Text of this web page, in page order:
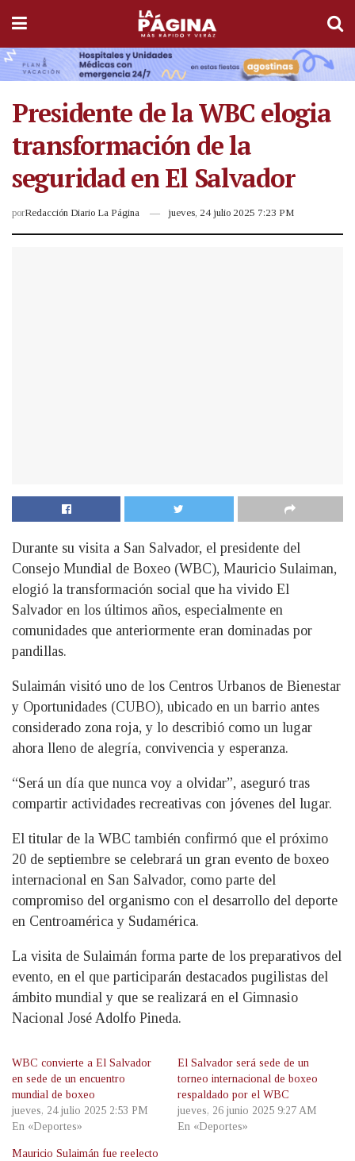
Presidente de la WBC elogia
transformación de la
seguridad en El Salvador
porRedacción Diario La Página jueves, 24 julio 2025 7:23 PM
Durante su visita a San Salvador, el presidente del
Consejo Mundial de Boxeo (WBC), Mauricio Sulaiman,
elogió la transformación social que ha vivido El
Salvador en los últimos años, especialmente en
comunidades que anteriormente eran dominadas por
pandillas.
Sulaimán visitó uno de los Centros Urbanos de Bienestar
y Oportunidades (CUBO), ubicado en un barrio antes
considerado zona roja, y lo describió como un lugar
ahora lleno de alegría, convivencia y esperanza.
“Será un día que nunca voy a olvidar”, aseguró tras
compartir actividades recreativas con jóvenes del lugar.
El titular de la WBC también confirmó que el próximo
20 de septiembre se celebrará un gran evento de boxeo
internacional en San Salvador, como parte del
compromiso del organismo con el desarrollo del deporte
en Centroamérica y Sudamérica.
La visita de Sulaimán forma parte de los preparativos del
evento, en el que participarán destacados pugilistas del
ámbito mundial y que se realizará en el Gimnasio
Nacional José Adolfo Pineda.
WBC convierte a El Salvador
en sede de un encuentro
mundial de boxeo
jueves, 24 julio 2025 2:53 PM
En «Deportes»
El Salvador será sede de un
torneo internacional de boxeo
respaldado por el WBC
jueves, 26 junio 2025 9:27 AM
En «Deportes»
Mauricio Sulaimán fue reelecto